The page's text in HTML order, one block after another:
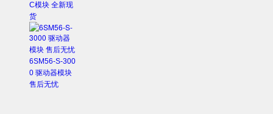
C模块 全新现
货
6SM56-S-300
0 驱动器模块
售后无忧